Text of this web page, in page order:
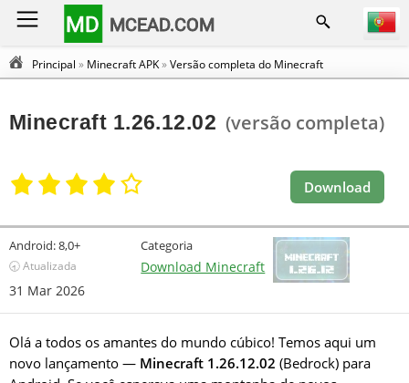
MD MCEAD.COM
Principal » Minecraft APK»Versão completa do Minecraft
Minecraft 1.26.12.02 (versão completa)
Download
Android:8,0+
🕣 Atualizada
31 Mar 2026
Categoria
Download Minecraft
Olá a todos os amantes do mundo cúbico! Temos aqui um
novo lançamento — Minecraft 1.26.12.02 (Bedrock) para